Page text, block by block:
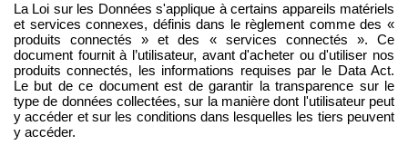
La Loi sur les Données s'applique à certains appareils matériels
et services connexes, définis dans le règlement comme des «
produits connectés » et des « services connectés ». Ce
document fournit à l’utilisateur, avant d'acheter ou d'utiliser nos
produits connectés, les informations requises par le Data Act.
Le but de ce document est de garantir la transparence sur le
type de données collectées, sur la manière dont l'utilisateur peut
y accéder et sur les conditions dans lesquelles les tiers peuvent
y accéder.